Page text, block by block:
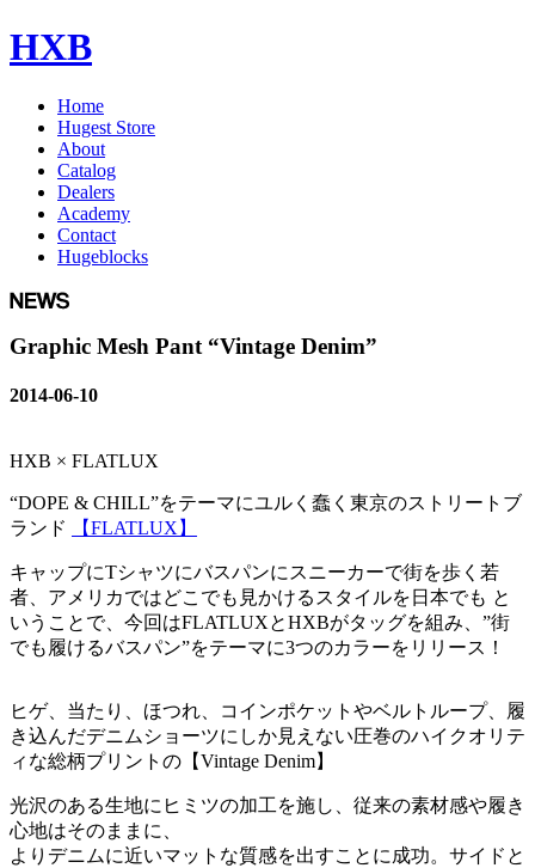
HXB
Home
Hugest Store
About
Catalog
Dealers
Academy
Contact
Hugeblocks
Graphic Mesh Pant “Vintage Denim”
2014-06-10
HXB × FLATLUX
“DOPE & CHILL”をテーマにユルく蠢く東京のストリートブ
ランド
【FLATLUX】
キャップにTシャツにバスパンにスニーカーで街を歩く若
者、アメリカではどこでも見かけるスタイルを日本でも と
いうことで、今回はFLATLUXとHXBがタッグを組み、”街
でも履けるバスパン”をテーマに3つのカラーをリリース！
ヒゲ、当たり、ほつれ、コインポケットやベルトループ、履
き込んだデニムショーツにしか見えない圧巻のハイクオリテ
ィな総柄プリントの【Vintage Denim】
光沢のある生地にヒミツの加工を施し、従来の素材感や履き
心地はそのままに、
よりデニムに近いマットな質感を出すことに成功。サイドと